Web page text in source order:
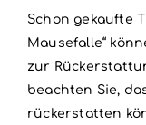
Schon gekaufte
Mausefalle“
zur
beachten Sie,
rückerstatten